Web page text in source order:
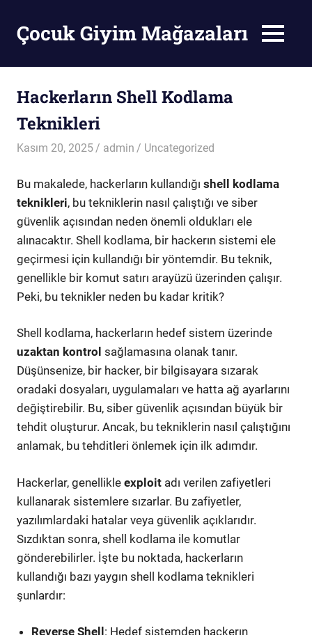
contentÇocuk Giyim Mağazaları
Mağazaları
MENU
Hackerların Shell Kodlama
Teknikleri
Kasım 20, 2025 admin Uncategorized
Bu makalede, hackerların kullandığı shell kodlama
teknikleri, bu tekniklerin nasıl çalıştığı ve siber
güvenlik açısından neden önemli oldukları ele
alınacaktır. Shell kodlama, bir hackerın sistemi ele
geçirmesi için kullandığı bir yöntemdir. Bu teknik,
genellikle bir komut satırı arayüzü üzerinden çalışır.
Peki, bu teknikler neden bu kadar kritik?
Shell kodlama, hackerların hedef sistem üzerinde
uzaktan kontrol sağlamasına olanak tanır.
Düşünsenize, bir hacker, bir bilgisayara sızarak
oradaki dosyaları, uygulamaları ve hatta ağ ayarlarını
değiştirebilir. Bu, siber güvenlik açısından büyük bir
tehdit oluşturur. Ancak, bu tekniklerin nasıl çalıştığını
anlamak, bu tehditleri önlemek için ilk adımdır.
Hackerlar, genellikle exploit adı verilen zafiyetleri
kullanarak sistemlere sızarlar. Bu zafiyetler,
yazılımlardaki hatalar veya güvenlik açıklarıdır.
Sızdıktan sonra, shell kodlama ile komutlar
gönderebilirler. İşte bu noktada, hackerların
kullandığı bazı yaygın shell kodlama teknikleri
şunlardır:
Reverse Shell : Hedef sistemden hackerın